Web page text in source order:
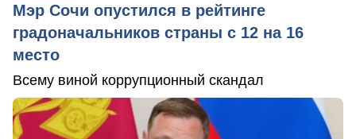
Мэр Сочи опустился в рейтинге
градоначальников страны с 12 на 16
место
Всему виной коррупционный скандал